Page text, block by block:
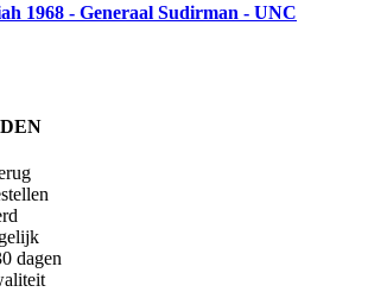
1968 - Generaal Sudirman - UNC
dagen